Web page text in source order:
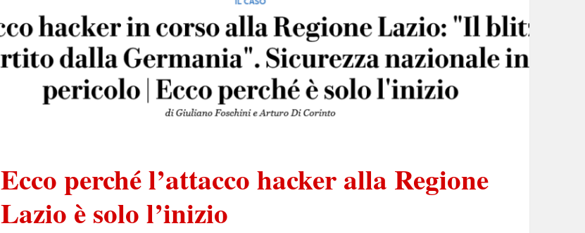
Ecco perché l’attacco hacker alla Regione
Lazio è solo l’inizio